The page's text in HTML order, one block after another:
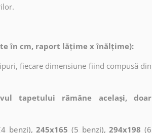
în cm, raport lățime x înălțime):
fiecare dimensiune fiind compusă din
tapetului rămâne același, doar
benzi),245x165 (5 benzi),294x198 (6